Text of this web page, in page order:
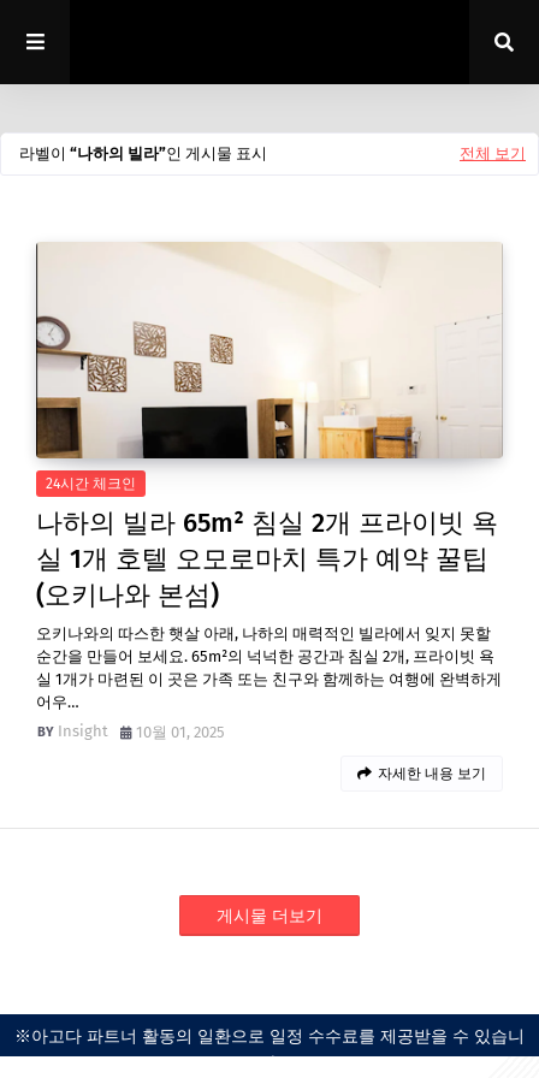
라벨이 나하의 빌라 인 게시물 표시 전체 보기
24시간 체크인
나하의 빌라 65m² 침실 2개 프라이빗 욕
실 1개 호텔 오모로마치 특가 예약 꿀팁
(오키나와 본섬)
오키나와의 따스한 햇살 아래, 나하의 매력적인 빌라에서 잊지 못할
순간을 만들어 보세요. 65m²의 넉넉한 공간과 침실 2개, 프라이빗 욕
실 1개가 마련된 이 곳은 가족 또는 친구와 함께하는 여행에 완벽하게
어우…
Insight
10월 01, 2025
자세한 내용 보기
게시물 더보기
※아고다 파트너 활동의 일환으로 일정 수수료를 제공받을 수 있습니
다.